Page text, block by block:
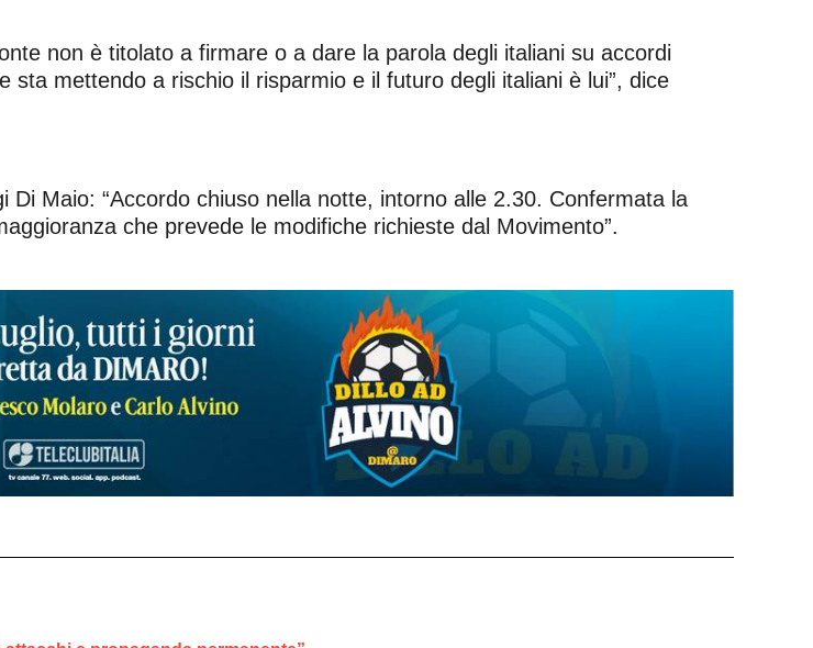
non è titolato a firmare o a dare la parola degli italiani su accordi
sta mettendo a rischio il risparmio e il futuro degli italiani è lui”, dice
Di Maio: “Accordo chiuso nella notte, intorno alle 2.30. Confermata la
che prevede le modifiche richieste dal Movimento”.